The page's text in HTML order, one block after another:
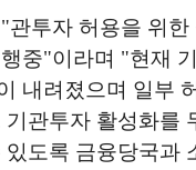
관투자 허용을 위한
중"이라며 "현재
내려졌으며 일부
관투자 활성화를
도록 금융당국과